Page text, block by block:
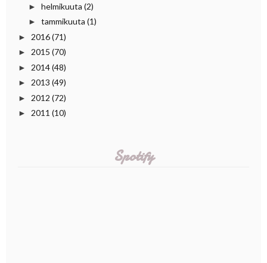
► helmikuuta (2)
► tammikuuta (1)
► 2016(71)
► 2015 (70)
► 2014(48)
► 2013 (49)
► 2012 (72)
► 2011 (10)
Spotify